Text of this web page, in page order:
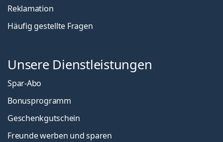
Reklamation
Häufig gestellte Fragen
Unsere Dienstleistungen
Spar-Abo
Bonusprogramm
Geschenkgutschein
Freunde werben und sparen